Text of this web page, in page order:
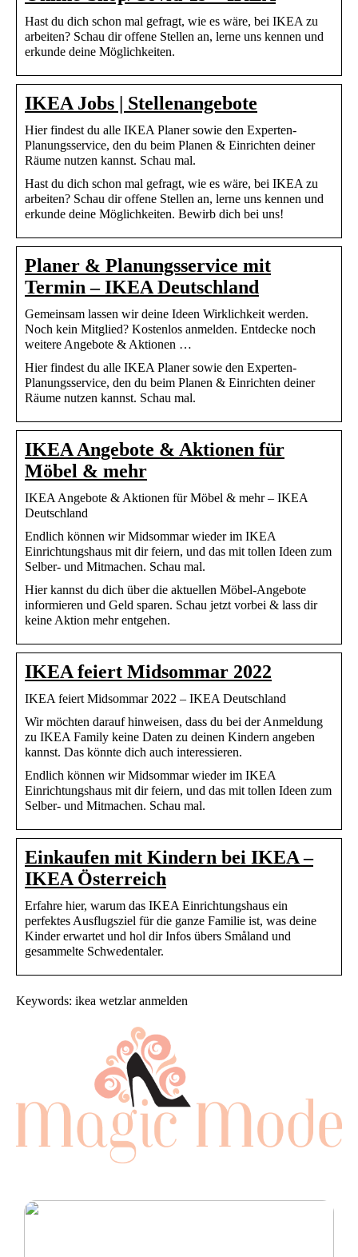
Hast du dich schon mal gefragt, wie es wäre, bei IKEA zu
arbeiten? Schau dir offene Stellen an, lerne uns kennen und
erkunde deine Möglichkeiten.
IKEA Jobs | Stellenangebote
Hier findest du alle IKEA Planer sowie den Experten-
Planungsservice, den du beim Planen & Einrichten deiner
Räume nutzen kannst. Schau mal.
Hast du dich schon mal gefragt, wie es wäre, bei IKEA zu
arbeiten? Schau dir offene Stellen an, lerne uns kennen und
erkunde deine Möglichkeiten. Bewirb dich bei uns!
Planer & Planungsservice mit
Termin – IKEA Deutschland
Gemeinsam lassen wir deine Ideen Wirklichkeit werden.
Noch kein Mitglied? Kostenlos anmelden. Entdecke noch
weitere Angebote & Aktionen …
Hier findest du alle IKEA Planer sowie den Experten-
Planungsservice, den du beim Planen & Einrichten deiner
Räume nutzen kannst. Schau mal.
IKEA Angebote & Aktionen für
Möbel & mehr
IKEA Angebote & Aktionen für Möbel & mehr – IKEA
Deutschland
Endlich können wir Midsommar wieder im IKEA
Einrichtungshaus mit dir feiern, und das mit tollen Ideen zum
Selber- und Mitmachen. Schau mal.
Hier kannst du dich über die aktuellen Möbel-Angebote
informieren und Geld sparen. Schau jetzt vorbei & lass dir
keine Aktion mehr entgehen.
IKEA feiert Midsommar 2022
IKEA feiert Midsommar 2022 – IKEA Deutschland
Wir möchten darauf hinweisen, dass du bei der Anmeldung
zu IKEA Family keine Daten zu deinen Kindern angeben
kannst. Das könnte dich auch interessieren.
Endlich können wir Midsommar wieder im IKEA
Einrichtungshaus mit dir feiern, und das mit tollen Ideen zum
Selber- und Mitmachen. Schau mal.
Einkaufen mit Kindern bei IKEA –
IKEA Österreich
Erfahre hier, warum das IKEA Einrichtungshaus ein
perfektes Ausflugsziel für die ganze Familie ist, was deine
Kinder erwartet und hol dir Infos übers Småland und
gesammelte Schwedentaler.
Keywords: ikea wetzlar anmelden